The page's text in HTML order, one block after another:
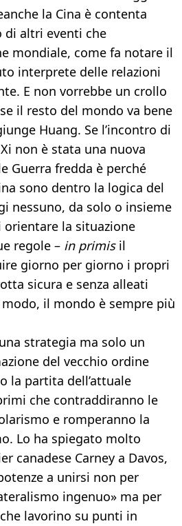
la Cina è contenta
di altri eventi che
mondiale, come fa notare il
interprete delle relazioni
E non vorrebbe un crollo
il resto del mondo va bene
Huang. Se l’incontro di
non è stata una nuova
Guerra fredda è perché
sono dentro la logica del
nessuno, da solo o insieme
la situazione
regole – in primisil
giorno per giorno i propri
sicura e senza alleati
il mondo è sempre più
strategia ma solo un
del vecchio ordine
la partita dell’attuale
che contraddiranno le
e romperanno la
Lo ha spiegato molto
canadese Carney a Davos,
a unirsi non per
ingenuo» ma per
lavorino su punti in